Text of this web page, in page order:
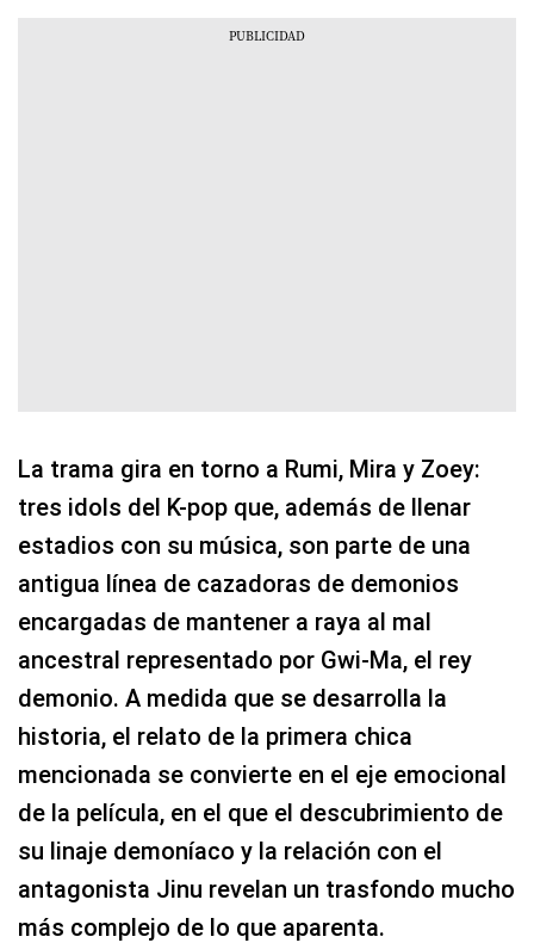
La trama gira en torno a Rumi, Mira y Zoey:
tres idols del K-pop que, además de llenar
estadios con su música, son parte de una
antigua línea de cazadoras de demonios
encargadas de mantener a raya al mal
ancestral representado por Gwi-Ma, el rey
demonio. A medida que se desarrolla la
historia, el relato de la primera chica
mencionada se convierte en el eje emocional
de la película, en el que el descubrimiento de
su linaje demoníaco y la relación con el
antagonista Jinu revelan un trasfondo mucho
más complejo de lo que aparenta.